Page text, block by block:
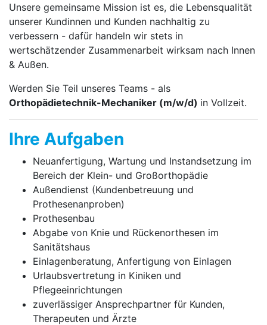
Unsere gemeinsame Mission ist es, die Lebensqualität
unserer Kundinnen und Kunden nachhaltig zu
verbessern - dafür handeln wir stets in
wertschätzender Zusammenarbeit wirksam nach Innen
& Außen.
Werden Sie Teil unseres Teams - als
Orthopädietechnik-Mechaniker (m/w/d) in Vollzeit.
Ihre Aufgaben
Neuanfertigung, Wartung und Instandsetzung im
Bereich der Klein- und Großorthopädie
Außendienst (Kundenbetreuung und
Prothesenanproben)
Prothesenbau
Abgabe von Knie und Rückenorthesen im
Sanitätshaus
Einlagenberatung, Anfertigung von Einlagen
Urlaubsvertretung in Kiniken und
Pflegeeinrichtungen
zuverlässiger Ansprechpartner für Kunden,
Therapeuten und Ärzte